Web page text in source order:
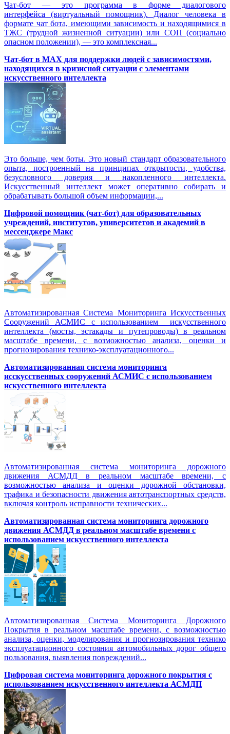
Чат-бот — это программа в форме диалогового
интерфейса (виртуальный помощник). Диалог человека в
формате чат бота, имеющими зависимость и находящимися в
ТЖС (трудной жизненной ситуации) или СОП (социально
опасном положении), — это комплексная...
Чат-бот в MAX для поддержки людей с зависимостями,
находящихся в кризисной ситуации с элементами
искусственного интеллекта
Это больше, чем боты. Это новый стандарт образовательного
опыта, построенный на принципах открытости, удобства,
безусловного доверия и накопленного интеллекта.
Искусственный интеллект может оперативно собирать и
обрабатывать большой объем информации,...
Цифровой помощник (чат-бот) для образовательных
учреждений, институтов, университетов и академий в
мессенджере Макс
Автоматизированная Система Мониторинга Искусственных
Сооружений АСМИС с использованием искусственного
интеллекта (мосты, эстакады и путепроводы) в реальном
масштабе времени, с возможностью анализа, оценки и
прогнозирования технико-эксплуатационного...
Автоматизированная система мониторинга
исскусственных сооружений АСМИС с использованием
искусственного интеллекта
Автоматизированная система мониторинга дорожного
движения АСМДД в реальном масштабе времени, с
возможностью анализа и оценки дорожной обстановки,
трафика и безопасности движения автотранспортных средств,
включая контроль исправности технических...
Автоматизированная cистема мониторинга дорожного
движения АСМДД в реальном масштабе времени с
использованием искусственного интеллекта
Автоматизированная Система Мониторинга Дорожного
Покрытия в реальном масштабе времени, с возможностью
анализа, оценки, моделирования и прогнозирования технико
эксплуатационного состояния автомобильных дорог общего
пользования, выявления повреждений...
Цифровая система мониторинга дорожного покрытия с
использованием искусственного интеллекта АСМДП